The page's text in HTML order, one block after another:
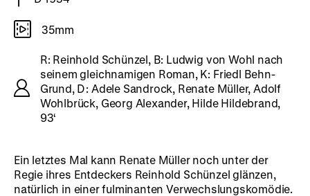
35mm
R: Reinhold Schünzel, B: Ludwig von Wohl nach
seinem gleichnamigen Roman, K: Friedl Behn-
Grund, D: Adele Sandrock, Renate Müller, Adolf
Wohlbrück, Georg Alexander, Hilde Hildebrand,
93‘
Ein letztes Mal kann Renate Müller noch unter der
Regie ihres Entdeckers Reinhold Schünzel glänzen,
natürlich in einer fulminanten Verwechslungskomödie.